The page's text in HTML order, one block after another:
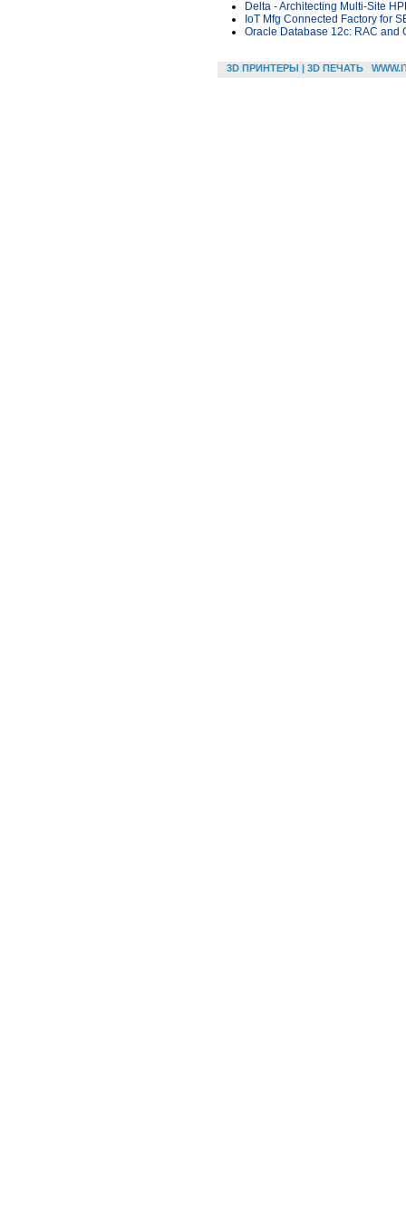
Delta - Architecting Multi-Site
IoT Mfg Connected Factory for
Oracle Database 12c: RAC and
3D ПРИНТЕРЫ | 3D ПЕЧАТЬ